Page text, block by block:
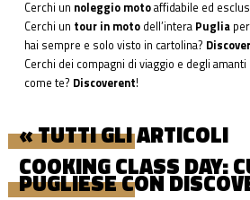
Cerchi un noleggio motoaffidabile ed
Cerchi un tour in motodell’intera Pugliaper
hai sempre e solo visto in cartolina?
Cerchi dei compagni di viaggio e degli amanti
come te? Discoverent!
« TUTTI GLI ARTICOLI
COOKING CLASS DAY:
PUGLIESE CON